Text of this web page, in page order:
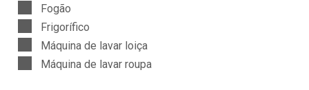
Fogão
Frigorífico
Máquina de lavar loiça
Máquina de lavar roupa